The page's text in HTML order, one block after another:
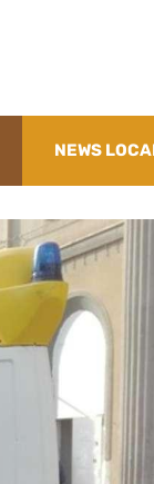
NEWS